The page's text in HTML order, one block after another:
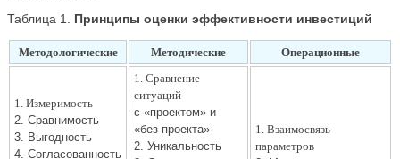
Таблица 1. Принципы оценки эффективности инвестиций
Методологические Методические Операционные
1. Измеримость
2. Сравнимость
3. Выгодность
4. Согласованность
1. Сравнение
ситуаций
с «проектом» и
«без проекта»
2. Уникальность
1. Взаимосвязь
параметров